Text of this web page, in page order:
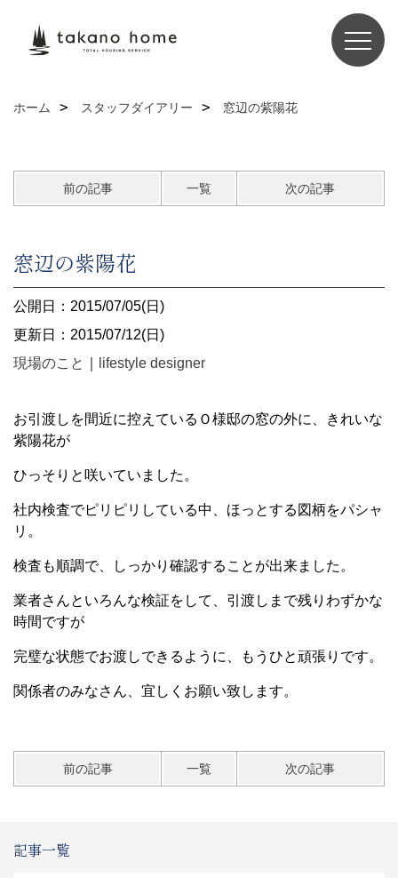
ホーム スタッフダイアリー 窓辺の紫陽花
前の記事 一覧 次の記事
窓辺の紫陽花
公開日：2015/07/05(日)
更新日：2015/07/12(日)
現場のこと
lifestyle designer
お引渡しを間近に控えているＯ様邸の窓の外に、きれいな
紫陽花が
ひっそりと咲いていました。
社内検査でピリピリしている中、ほっとする図柄をパシャ
リ。
検査も順調で、しっかり確認することが出来ました。
業者さんといろんな検証をして、引渡しまで残りわずかな
時間ですが
完璧な状態でお渡しできるように、もうひと頑張りです。
関係者のみなさん、宜しくお願い致します。
前の記事 一覧 次の記事
記事一覧